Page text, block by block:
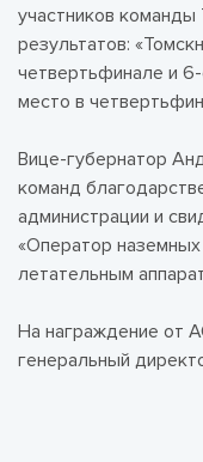
участников
результатов:
четвертьфинале и
место в
Вице-губернатор
команд
администрации и
«Оператор
летательным
На награждение от
генеральный